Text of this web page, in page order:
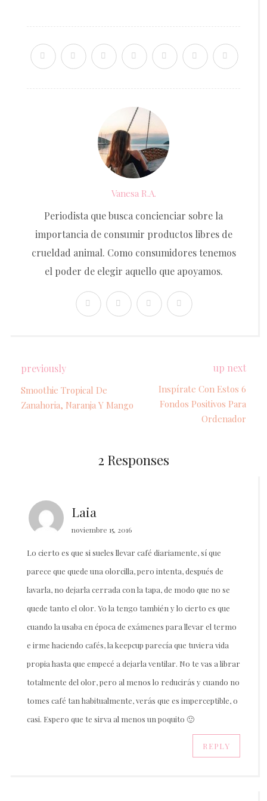
Vanesa R.A.
Periodista que busca concienciar sobre la
importancia de consumir productos libres de
crueldad animal. Como consumidores tenemos
el poder de elegir aquello que apoyamos.
previously
Smoothie Tropical De
Zanahoria, Naranja Y Mango
up next
Inspírate Con Estos 6
Fondos Positivos Para
Ordenador
2 Responses
Laia
noviembre 15, 2016
Lo cierto es que si sueles llevar café diariamente, sí que
parece que quede una olorcilla, pero intenta, después de
lavarla, no dejarla cerrada con la tapa, de modo que no se
quede tanto el olor. Yo la tengo también y lo cierto es que
cuando la usaba en época de exámenes para llevar el termo
e irme haciendo cafés, la keepcup parecía que tuviera vida
propia hasta que empecé a dejarla ventilar. No te vas a librar
totalmente del olor, pero al menos lo reducirás y cuando no
tomes café tan habitualmente, verás que es imperceptible, o
casi. Espero que te sirva al menos un poquito 🙂
REPLY